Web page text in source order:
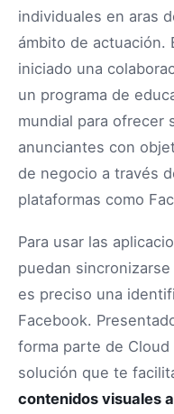
individuales en aras
ámbito de actuación.
iniciado una
un programa de
mundial para ofrecer
anunciantes con
de negocio a través
plataformas como
Para usar las
puedan
es preciso una
Facebook.
forma parte de Cloud
solución que te
contenidos visuales